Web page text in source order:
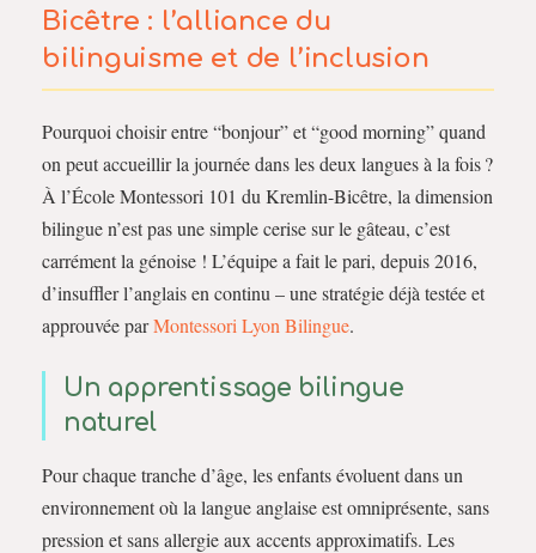
Bicêtre : l’alliance du
bilinguisme et de l’inclusion
Pourquoi choisir entre “bonjour” et “good morning” quand
on peut accueillir la journée dans les deux langues à la fois ?
À l’École Montessori 101 du Kremlin-Bicêtre, la dimension
bilingue n’est pas une simple cerise sur le gâteau, c’est
carrément la génoise ! L’équipe a fait le pari, depuis 2016,
d’insuffler l’anglais en continu – une stratégie déjà testée et
approuvée parMontessori Lyon Bilingue.
Un apprentissage bilingue
naturel
Pour chaque tranche d’âge, les enfants évoluent dans un
environnement où la langue anglaise est omniprésente, sans
pression et sans allergie aux accents approximatifs. Les